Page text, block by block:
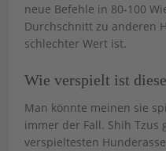
neue Befehle in 80-100
Durchschnitt zu anderen
schlechter Wert ist.
Wie verspielt ist diese
Man könnte meinen sie
immer der Fall. Shih Tzus
verspieltesten